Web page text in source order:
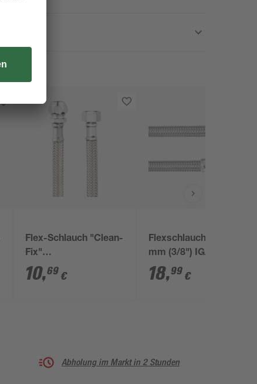
Flex-Schlauch "Clean-
Fix"
Edelstahlumflechtung
1/2" x 1/2" x 300 mm
10,69 €
Flexschlauch 2x 9,525
mm (3/8") IG/AG x
2000 mm
18,99 €
Abholung im Markt in 2 Stunden